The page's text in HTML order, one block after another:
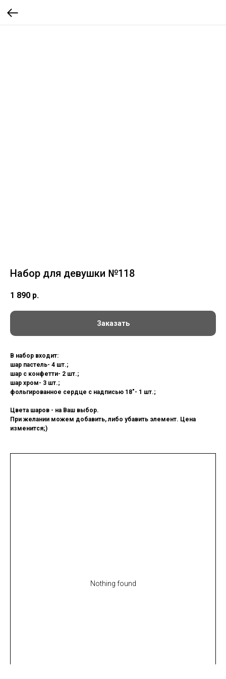
Набор для девушки №118
1 890 р.
Заказать
В набор входит:
шар пастель- 4 шт.;
шар с конфетти- 2 шт.;
шар хром- 3 шт.;
фольгированное сердце с надписью 18"- 1 шт.;
Цвета шаров - на Ваш выбор.
При желании можем добавить, либо убавить элемент. Цена
изменится;)
Nothing found